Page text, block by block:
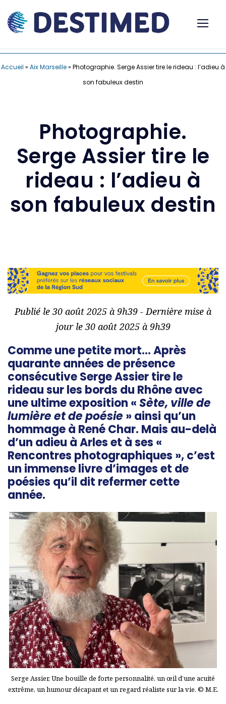
Accueil » Aix Marseille» Photographie. Serge Assier tire le rideau : l’adieu à
son fabuleux destin
Photographie.
Serge Assier tire le
rideau : l’adieu à
son fabuleux destin
Publié le 30 août 2025 à 9h39 - Dernière mise à
jour le 30 août 2025 à 9h39
Comme une petite mort… Après
quarante années de présence
consécutive Serge Assier tire le
rideau sur les bords du Rhône avec
une ultime exposition «Sète, ville de
lumière et de poésie » ainsi qu’un
hommage à René Char. Mais au-delà
d’un adieu à Arles et à ses «
Rencontres photographiques », c’est
un immense livre d’images et de
poésies qu’il dit refermer cette
année.
Serge Assier, Une bouille de forte personnalité, un œil d’une acuité
extrême, un humour décapant et un regard réaliste sur la vie. © M.E.